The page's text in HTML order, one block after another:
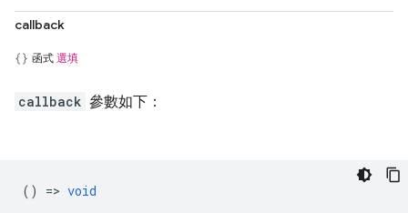
callback
函式 選填
callback 參數如下：
() => void